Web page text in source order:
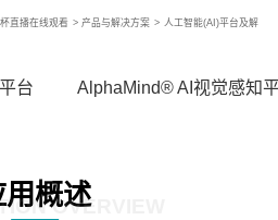
直播在线观看 > 产品与解决方案 > 人工智能(AI)平台及解
台 AlphaMind® AI视觉感知
用概述OVERVIEW